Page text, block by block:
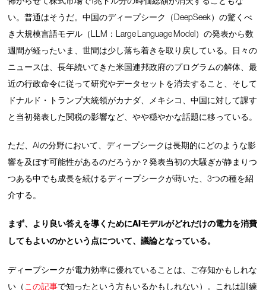
い。普通はそうだ。中国のディープシーク（DeepSeek）の驚くべ
き大規模言語モデル（LLM：Large Language Model）の発表から数
週間が経ったいま、世間は少し落ち着きを取り戻している。日々の
ニュースは、長年続いてきた米国連邦政府のプログラムの解体、最
近の行政命令に従って研究やデータセットを消去すること、そして
ドナルド・トランプ大統領がカナダ、メキシコ、中国に対して課す
と当初発表した関税の影響など、やや穏やかな話題に移っている。
ただ、AIの分野において、ディープシークは長期的にどのような影
響を及ぼす可能性があるのだろうか？発表当初の大騒ぎが静まりつ
つある中でも成長を続けるディープシークが蒔いた、3つの種を紹
介する。
まず、より良い答えを導くためにAIモデルがどれだけの電力を消費
してもよいのかという点について、議論となっている。
ディープシークが電力効率に優れていることは、ご存知かもしれな
い（ この記事で知ったという方もいるかもしれない）。これは訓練